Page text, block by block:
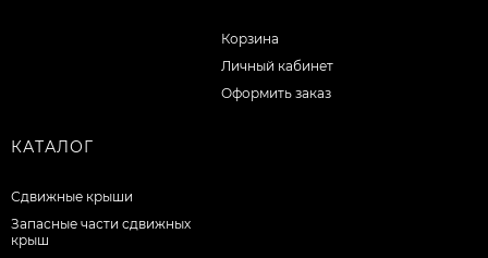
Корзина
Личный кабинет
Оформить заказ
КАТАЛОГ
Сдвижные крыши
Запасные части сдвижных
крыш